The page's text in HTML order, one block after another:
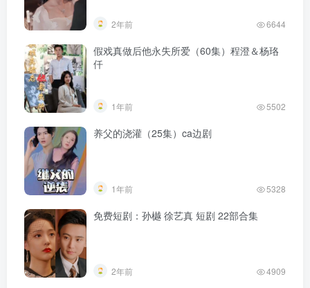
2年前 6644
假戏真做后他永失所爱（60集）程澄＆杨珞
仟
1年前 5502
养父的浇灌（25集）ca边剧
1年前 5328
免费短剧：孙樾 徐艺真 短剧 22部合集
2年前 4909